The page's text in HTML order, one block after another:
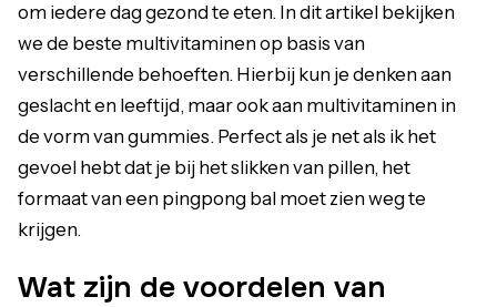
om iedere dag gezond te eten. In dit artikel bekijken
we de beste multivitaminen op basis van
verschillende behoeften. Hierbij kun je denken aan
geslacht en leeftijd, maar ook aan multivitaminen in
de vorm van gummies. Perfect als je net als ik het
gevoel hebt dat je bij het slikken van pillen, het
formaat van een pingpong bal moet zien weg te
krijgen.
Wat zijn de voordelen van